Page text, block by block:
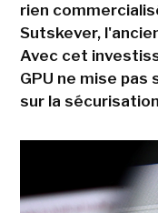
rien
Sutskever,
Avec cet
GPU ne mise
sur la